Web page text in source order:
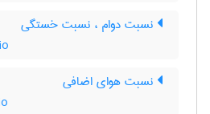
نسبت دوام ، نسبت خستگی
نسبت هوای اضافی